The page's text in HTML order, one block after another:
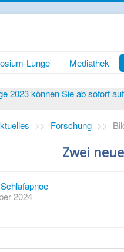
Lunge Mediathek
2023 können Sie ab sofort
>> Forschung >>
Zwei
2024